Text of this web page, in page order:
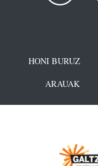
HONI BURUZ
ARAUAK